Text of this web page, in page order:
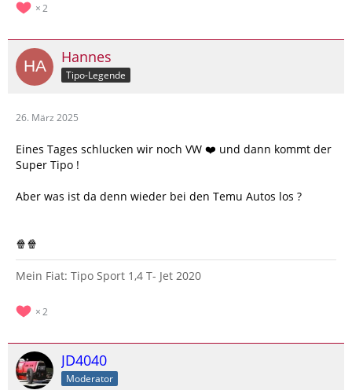
2
Hannes
Tipo-Legende
26. März 2025
Eines Tages schlucken wir noch VW ❤️ und dann kommt der
Super Tipo !
Aber was ist da denn wieder bei den Temu Autos los ?
🍿🍿
Mein Fiat: Tipo Sport 1,4 T- Jet 2020
2
JD4040
Moderator